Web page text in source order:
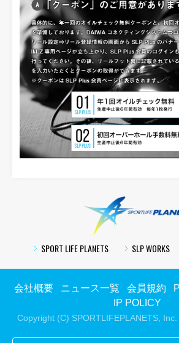
SPORT LIFE PLANETS SLP WORKS
会社概要 ニュース一覧 会員規約
IP POLICY
Copyright (C) SPORTLIFEPLANETS, Inc.